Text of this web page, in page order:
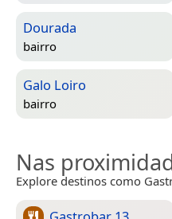
Dourada
bairro
Galo Loiro
bairro
Nas
Explore destinos como